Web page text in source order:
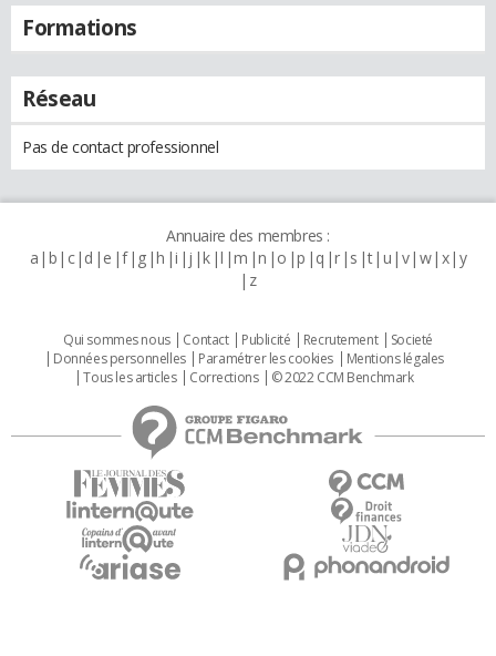
Formations
Réseau
Pas de contact professionnel
Annuaire des membres :
a b c d e f g h i j k l m n o p q r s t u v w x y
z
Qui sommes nous Contact Publicité Recrutement
Societé
Données personnelles
Paramétrer les cookies
Mentions légales
Tous les articles
Corrections © 2022 CCM Benchmark